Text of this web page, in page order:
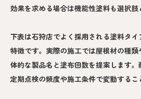
効果を求める場合は機能性塗料も選択肢
下表は石狩店でよく採用される塗料タ
特徴です。実際の施工では屋根材の種
体的な製品名と塗布回数を提案します。
定期点検の頻度や施工条件で変動するこ